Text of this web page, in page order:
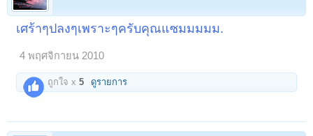
เศร้าๆปลงๆเพราะๆครับคุณแซมมมมม.
4 พฤศจิกายน 2010
ถูกใจ x5 ดูรายการ